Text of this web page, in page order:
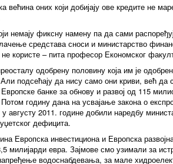
већина оних који добијају ове кредите не
немају фиксну намену па да сами
средстава сноси и министарство
користе – пита професор Економског
одобрену половину која им је
подсећају да нису само они криви, већ да
банке за обнову и развој од 115
годину дана на усвајање закона о
августу 2011. године добили наредбу
дефицита.
Европска инвестициона и Европска
милијарди евра. Зајмове смо узимали за
водоснабдевања, за мале